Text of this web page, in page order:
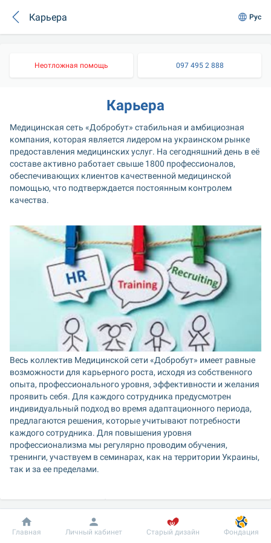
Карьера Рус
Неотложная помощь 097 495 2 888
Карьера
Медицинская сеть «Добробут» стабильная и амбициозная
компания, которая является лидером на украинском рынке
предоставления медицинских услуг. На сегодняшний день в её
составе активно работает свыше 1800 профессионалов,
обеспечивающих клиентов качественной медицинской
помощью, что подтверждается постоянным контролем
качества.
Весь коллектив Медицинской сети «Добробут» имеет равные
возможности для карьерного роста, исходя из собственного
опыта, профессионального уровня, эффективности и желания
проявить себя. Для каждого сотрудника предусмотрен
индивидуальный подход во время адаптационного периода,
предлагаются решения, которые учитывают потребности
каждого сотрудника. Для повышения уровня
профессионализма мы регулярно проводим обучения,
тренинги, участвуем в семинарах, как на территории Украины,
так и за ее пределами.
Работа с нами - это:
оформление и гарантии согласно действующего
законодательства Украины
Добробут Информация Пациенту
Главная Личный кабинет Старый дизайн Фондация